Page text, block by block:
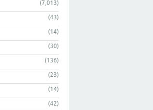
(7,013)
(43)
(14)
(30)
(136)
(23)
(14)
(42)